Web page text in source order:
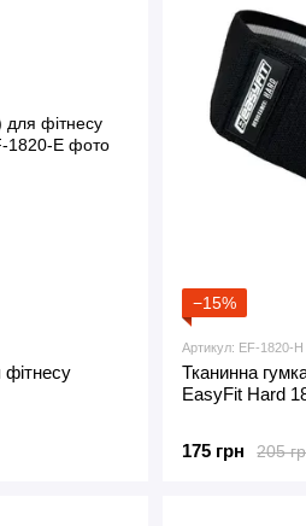
фітнесу
−15%
Артикул: EF-1820-H
Тканинна
EasyFit Hard
205
175 грн